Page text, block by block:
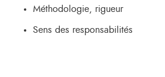
Méthodologie, rigueur
Sens des responsabilités